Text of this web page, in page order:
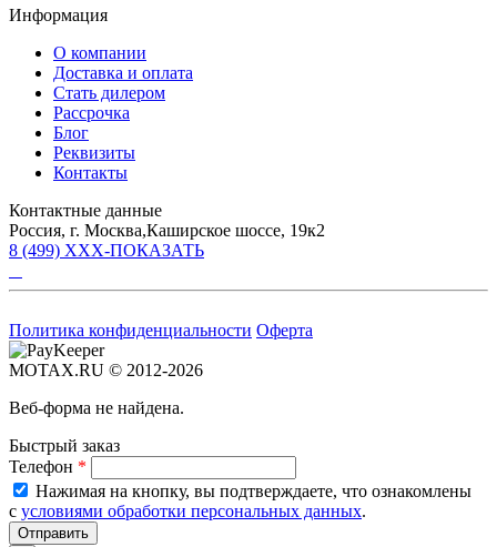
Информация
О компании
Доставка и оплата
Стать дилером
Рассрочка
Блог
Реквизиты
Контакты
Контактные данные
Россия, г. Москва,Каширское шоссе, 19к2
8 (499) XXX-ПОКАЗАТЬ
Политика конфиденциальности Оферта
MOTAX.RU © 2012-2026
Веб-форма не найдена.
Быстрый заказ
Телефон *
Нажимая на кнопку, вы подтверждаете, что ознакомлены
с условиями обработки персональных данных.